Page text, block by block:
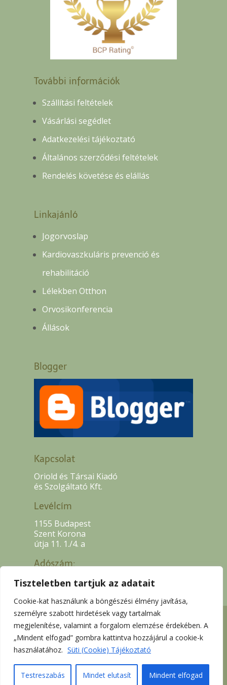
Tiszteletben tartjuk az adatait
Cookie-kat használunk a böngészési élmény javítása,
személyre szabott hirdetések vagy tartalmak
megjelenítése, valamint a forgalom elemzése érdekében. A
„Mindent elfogad” gombra kattintva hozzájárul a cookie-k
használatához. Süti (Cookie) Tájékoztató
Testreszabás Mindet elutasít Mindent elfogad
További információk
Szállítási feltételek
Vásárlási segédlet
Adatkezelési tájékoztató
Általános szerződési feltételek
Rendelés követése és elállás
Linkajánló
Jogorvoslap
Kardiovaszkuláris prevenció és
rehabilitáció
Lélekben Otthon
Orvosikonferencia
Állások
Blogger
Kapcsolat
Oriold és Társai Kiadó
és Szolgáltató Kft.
Levélcím
1155 Budapest
Szent Korona
útja 11. 1./4. a
Adószám:
13507318-2-42
2026| Weboldal:
Juda